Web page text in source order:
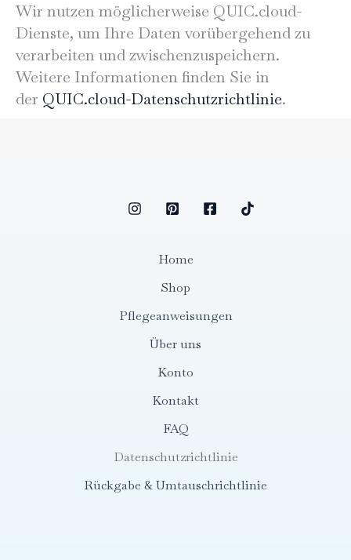
Wir nutzen möglicherweise QUIC.cloud-
Dienste, um Ihre Daten vorübergehend zu
verarbeiten und zwischenzuspeichern.
Weitere Informationen finden Sie in
der QUIC.cloud-Datenschutzrichtlinie.
Home
Shop
Pflegeanweisungen
Über uns
Konto
Kontakt
FAQ
Datenschutzrichtlinie
Rückgabe & Umtauschrichtlinie